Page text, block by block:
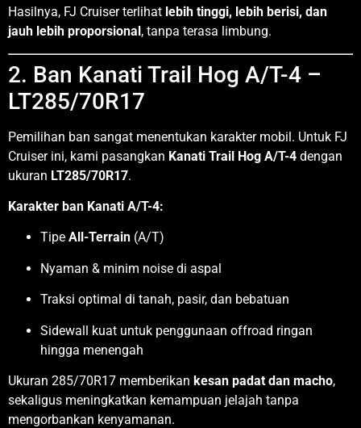
Hasilnya, FJ Cruiser terlihat lebih tinggi, lebih berisi, dan
jauh lebih proporsional , tanpa terasa limbung.
2. Ban Kanati Trail Hog A/T-4 –
LT285/70R17
Pemilihan ban sangat menentukan karakter mobil. Untuk FJ
Cruiser ini, kami pasangkan Kanati Trail Hog A/T-4 dengan
ukuran LT285/70R17.
Karakter ban Kanati A/T-4:
Tipe All-Terrain (A/T)
Nyaman & minim noise di aspal
Traksi optimal di tanah, pasir, dan bebatuan
Sidewall kuat untuk penggunaan offroad ringan
hingga menengah
Ukuran 285/70R17 memberikan kesan padat dan macho,
sekaligus meningkatkan kemampuan jelajah tanpa
mengorbankan kenyamanan.